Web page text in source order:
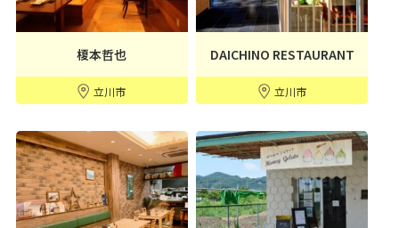
榎本哲也
立川市
DAICHINO RESTAURANT
立川市